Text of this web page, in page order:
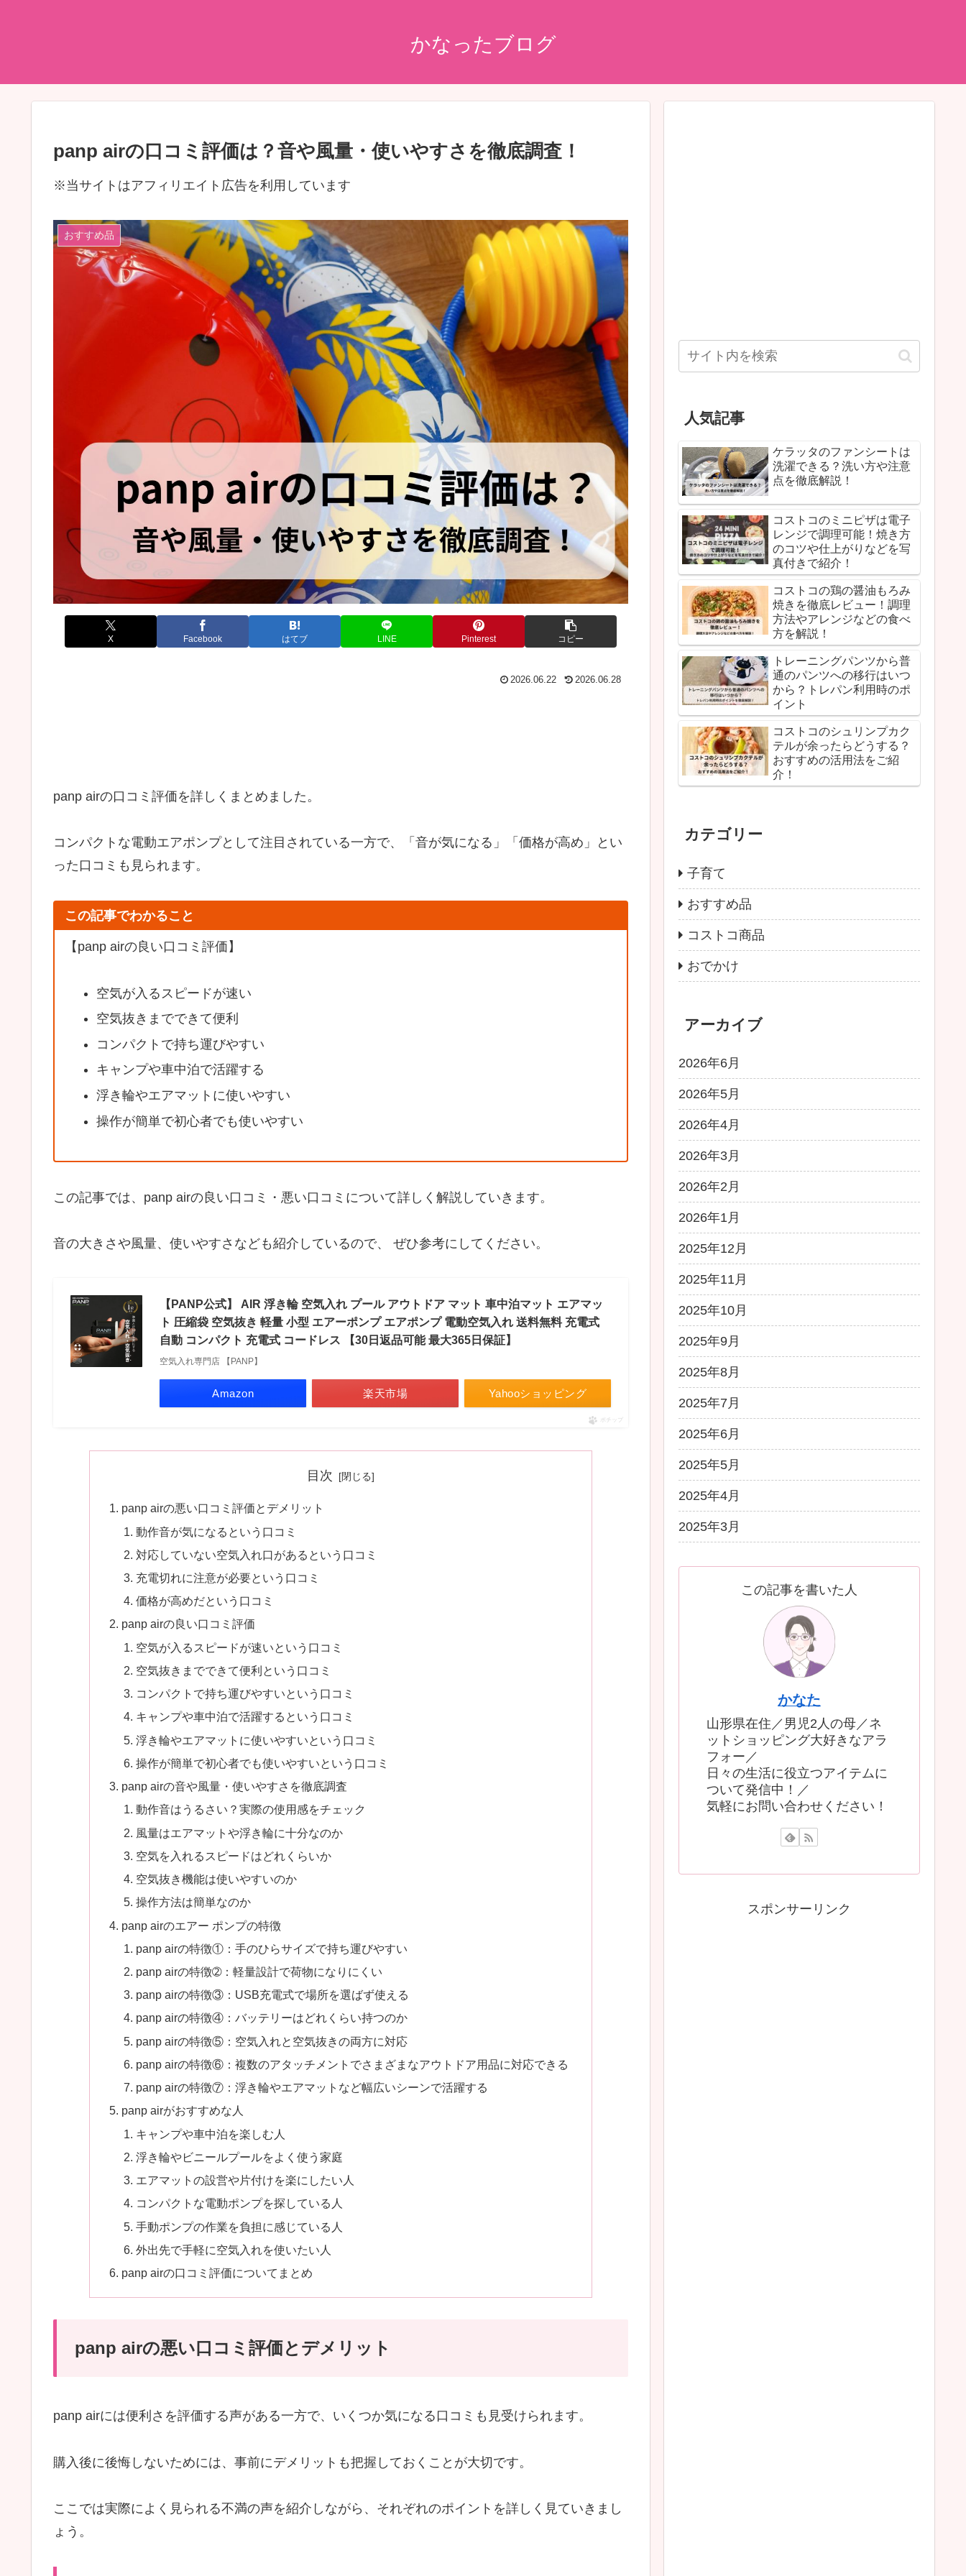
かなったブログ
panp airの口コミ評価は？音や風量・使いやすさを徹底調査！
※当サイトはアフィリエイト広告を利用しています
おすすめ品
X Facebook はてブ LINE Pinterest コピー
2026.06.22 2026.06.28
panp airの口コミ評価を詳しくまとめました。
コンパクトな電動エアポンプとして注目されている一方で、「音が気になる」「価格が高め」とい
った口コミも見られます。
この記事でわかること
【panp airの良い口コミ評価】
空気が入るスピードが速い
空気抜きまでできて便利
コンパクトで持ち運びやすい
キャンプや車中泊で活躍する
浮き輪やエアマットに使いやすい
操作が簡単で初心者でも使いやすい
この記事では、panp airの良い口コミ・悪い口コミについて詳しく解説していきます。
音の大きさや風量、使いやすさなども紹介しているので、 ぜひ参考にしてください。
【PANP公式】 AIR 浮き輪 空気入れ プール アウトドア マット 車中泊マット エアマッ
ト 圧縮袋 空気抜き 軽量 小型 エアーポンプ エアポンプ 電動空気入れ 送料無料 充電式
自動 コンパクト 充電式 コードレス 【30日返品可能 最大365日保証】
空気入れ専門店 【PANP】
Amazon 楽天市場 Yahooショッピング
ポチップ
目次
panp airの悪い口コミ評価とデメリット
動作音が気になるという口コミ
対応していない空気入れ口があるという口コミ
充電切れに注意が必要という口コミ
価格が高めだという口コミ
panp airの良い口コミ評価
空気が入るスピードが速いという口コミ
空気抜きまでできて便利という口コミ
コンパクトで持ち運びやすいという口コミ
キャンプや車中泊で活躍するという口コミ
浮き輪やエアマットに使いやすいという口コミ
操作が簡単で初心者でも使いやすいという口コミ
panp airの音や風量・使いやすさを徹底調査
動作音はうるさい？実際の使用感をチェック
風量はエアマットや浮き輪に十分なのか
空気を入れるスピードはどれくらいか
空気抜き機能は使いやすいのか
操作方法は簡単なのか
panp airのエアー ポンプの特徴
panp airの特徴①：手のひらサイズで持ち運びやすい
panp airの特徴➁：軽量設計で荷物になりにくい
panp airの特徴③：USB充電式で場所を選ばず使える
panp airの特徴④：バッテリーはどれくらい持つのか
panp airの特徴⑤：空気入れと空気抜きの両方に対応
panp airの特徴⑥：複数のアタッチメントでさまざまなアウトドア用品に対応できる
panp airの特徴⑦：浮き輪やエアマットなど幅広いシーンで活躍する
panp airがおすすめな人
キャンプや車中泊を楽しむ人
浮き輪やビニールプールをよく使う家庭
エアマットの設営や片付けを楽にしたい人
コンパクトな電動ポンプを探している人
手動ポンプの作業を負担に感じている人
外出先で手軽に空気入れを使いたい人
panp airの口コミ評価についてまとめ
panp airの悪い口コミ評価とデメリット
panp airには便利さを評価する声がある一方で、いくつか気になる口コミも見受けられます。
購入後に後悔しないためには、事前にデメリットも把握しておくことが大切です。
ここでは実際によく見られる不満の声を紹介しながら、それぞれのポイントを詳しく見ていきまし
ょう。
人気記事
ケラッタのファンシートは
洗濯できる？洗い方や注意
点を徹底解説！
コストコのミニピザは電子
レンジで調理可能！焼き方
のコツや仕上がりなどを写
真付きで紹介！
コストコの鶏の醤油もろみ
焼きを徹底レビュー！調理
方法やアレンジなどの食べ
方を解説！
トレーニングパンツから普
通のパンツへの移行はいつ
から？トレパン利用時のポ
イント
コストコのシュリンプカク
テルが余ったらどうする？
おすすめの活用法をご紹
介！
カテゴリー
子育て
おすすめ品
コストコ商品
おでかけ
アーカイブ
2026年6月
2026年5月
2026年4月
2026年3月
2026年2月
2026年1月
2025年12月
2025年11月
2025年10月
2025年9月
2025年8月
2025年7月
2025年6月
2025年5月
2025年4月
2025年3月
この記事を書いた人
かなた
山形県在住／男児2人の母／ネ
ットショッピング大好きなアラ
フォー／
日々の生活に役立つアイテムに
ついて発信中！／
気軽にお問い合わせください！
スポンサーリンク